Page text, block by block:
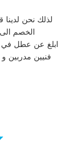
لذلك نحن
الخصم الى ما يصل
ابلغ عن عطل في